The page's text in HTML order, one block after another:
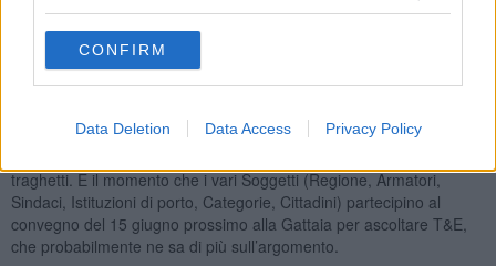
CONFIRM
Data Deletion Data Access Privacy Policy
Ci sono altre controindicazioni: al termine del contratto di noleggio
(solitamente di 2 o 3 anni), il proprietario della nave può
riprendersela o alzare il prezzo, lasciando l'operatore scoperto;
stessa, senza però possederla alla fine.
traghetti. È il momento che i vari Soggetti (Regione, Armatori,
Sindaci, Istituzioni di porto, Categorie, Cittadini) partecipino al
convegno del 15 giugno prossimo alla Gattaia per ascoltare T&E,
che probabilmente ne sa di più sull’argomento.